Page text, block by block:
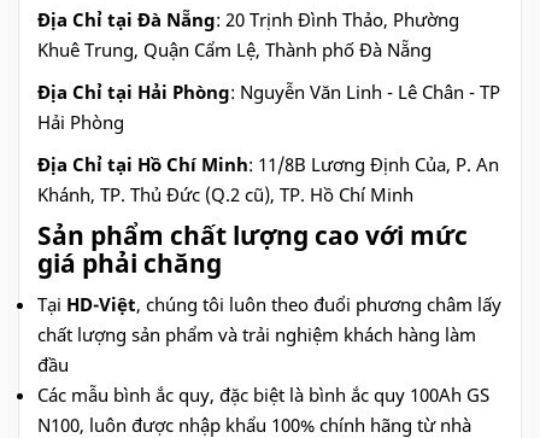
Địa Chỉ tại Đà Nẵng: 20 Trịnh Đình Thảo, Phường
Khuê Trung, Quận Cẩm Lệ, Thành phố Đà Nẵng
Địa Chỉ tại Hải Phòng: Nguyễn Văn Linh - Lê Chân - TP
Hải Phòng
Địa Chỉ tại Hồ Chí Minh: 11/8B Lương Định Của, P. An
Khánh, TP. Thủ Đức (Q.2 cũ), TP. Hồ Chí Minh
Sản phẩm chất lượng cao với mức
giá phải chăng
Tại HD-Việt, chúng tôi luôn theo đuổi phương châm lấy
chất lượng sản phẩm và trải nghiệm khách hàng làm
đầu
Các mẫu bình ắc quy, đặc biệt là bình ắc quy 100Ah GS
N100, luôn được nhập khẩu 100% chính hãng từ nhà